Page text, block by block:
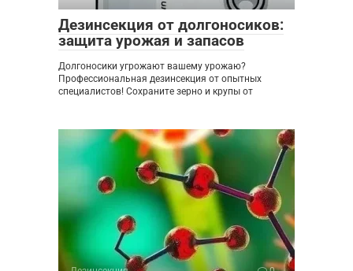
Дезинсекция от долгоносиков:
защита урожая и запасов
Долгоносики угрожают вашему урожаю?
Профессиональная дезинсекция от опытных
специалистов! Сохраните зерно и крупы от